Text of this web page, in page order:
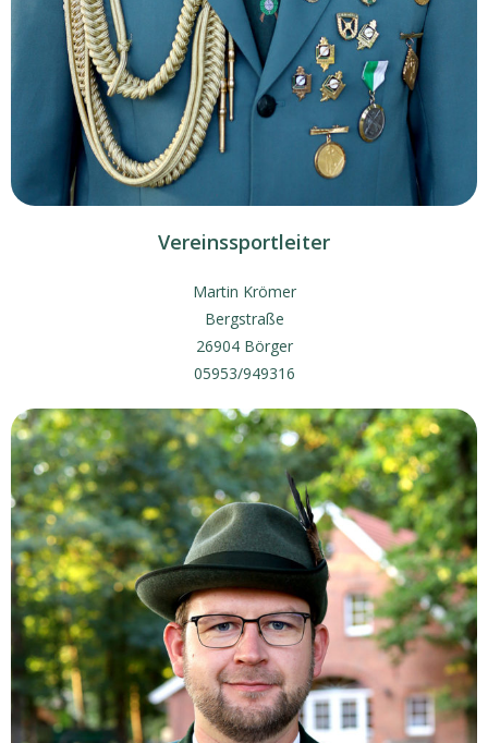
Vereinssportleiter
Martin Krömer
Bergstraße
26904 Börger
05953/949316